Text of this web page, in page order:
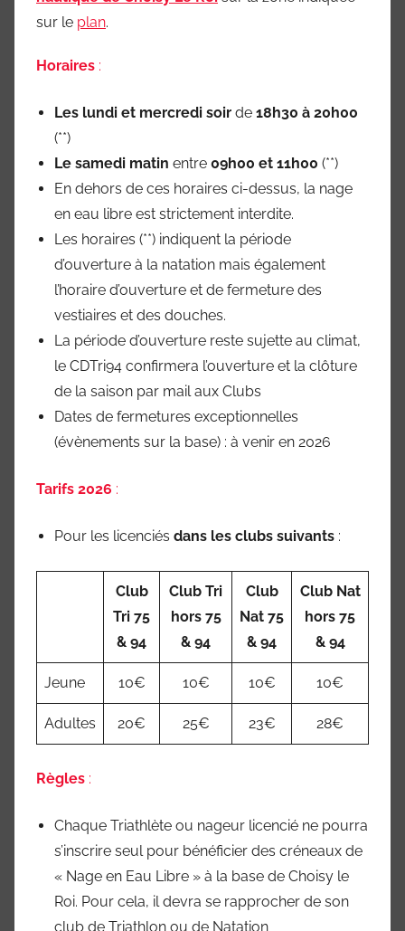
Marne
94)
sur le plan.
Horaires :
Les lundi et mercredi soir de 18h30 à 20h00
(**)
Le samedi matin entre 09h00 et 11h00 (**)
En dehors de ces horaires ci-dessus, la nage
en eau libre est strictement interdite.
Les horaires (**) indiquent la période
d’ouverture à la natation mais également
l’horaire d’ouverture et de fermeture des
vestiaires et des douches.
La période d’ouverture reste sujette au climat,
le CDTri94 confirmera l’ouverture et la clôture
de la saison par mail aux Clubs
Dates de fermetures exceptionnelles
(évènements sur la base) : à venir en 2026
Tarifs 2026 :
Pour les licenciés dans les clubs suivants :
Club
Tri 75
& 94
Club Tri
hors 75
& 94
Club
Nat 75
& 94
Club Nat
hors 75
& 94
Jeune 10€ 10€ 10€ 10€
Adultes 20€ 25€ 23€ 28€
Règles :
Chaque Triathlète ou nageur licencié ne pourra
s’inscrire seul pour bénéficier des créneaux de
« Nage en Eau Libre » à la base de Choisy le
Roi. Pour cela, il devra se rapprocher de son
club de Triathlon ou de Natation